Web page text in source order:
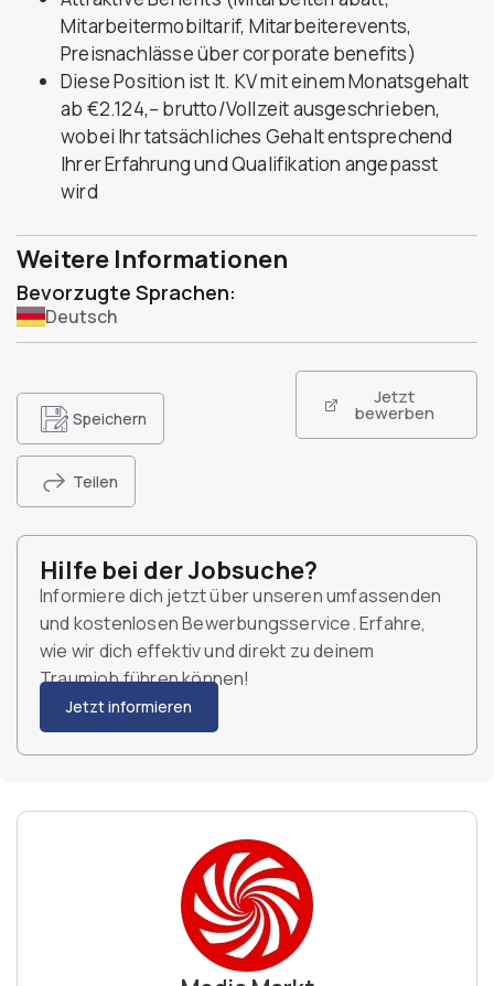
Mitarbeitermobiltarif, Mitarbeiterevents,
Preisnachlässe über corporate benefits)
Diese Position ist lt. KV mit einem Monatsgehalt
ab €2.124,– brutto/Vollzeit ausgeschrieben,
wobei Ihr tatsächliches Gehalt entsprechend
Ihrer Erfahrung und Qualifikation angepasst
wird
Weitere Informationen
Bevorzugte Sprachen:
Deutsch
Speichern
Teilen
Jetzt
bewerben
Hilfe bei der Jobsuche?
Informiere dich jetzt über unseren umfassenden
und kostenlosen Bewerbungsservice. Erfahre,
wie wir dich effektiv und direkt zu deinem
Traumjob führen können!
Jetzt informieren